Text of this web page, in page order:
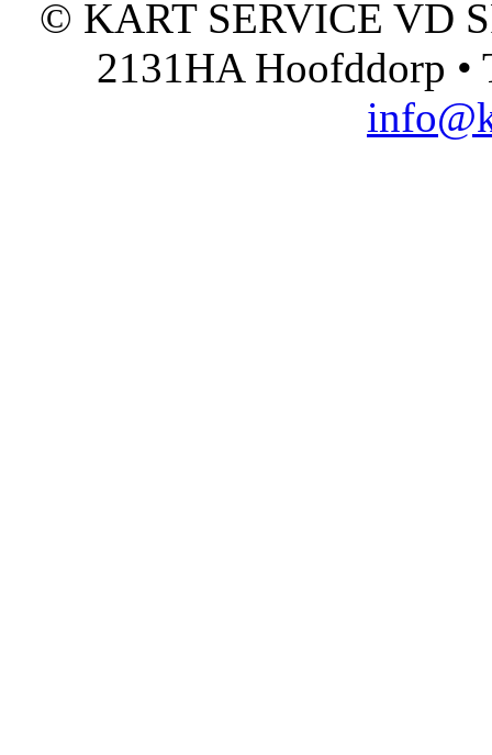
© KART SERVICE VD
2131HA Hoofddorp •